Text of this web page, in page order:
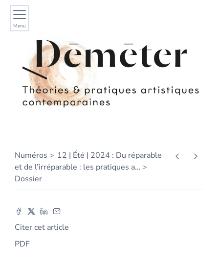
Menu
Numéros
12 | Été | 2024 : Du réparable
et de l’irréparable : les pratiques a…
Dossier
Citer cet article
PDF